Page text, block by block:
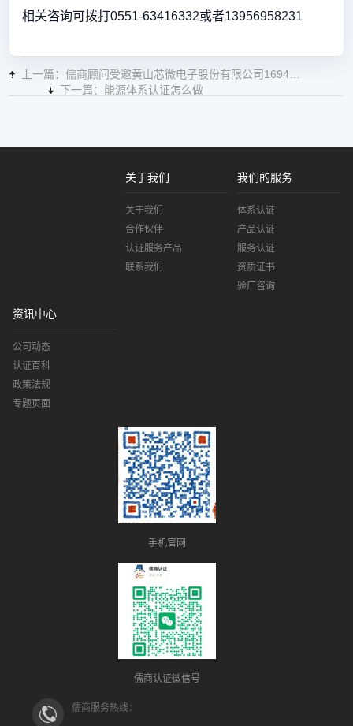
相关咨询可拨打0551-63416332或者13956958231
上一篇：儒商顾问受邀黄山芯微电子股份有限公司16949现场培训！
下一篇：能源体系认证怎么做
关于我们
关于我们
合作伙伴
认证服务产品
联系我们
我们的服务
体系认证
产品认证
服务认证
资质证书
验厂咨询
资讯中心
公司动态
认证百科
政策法规
专题页面
手机官网
儒商认证微信号
儒商服务热线：